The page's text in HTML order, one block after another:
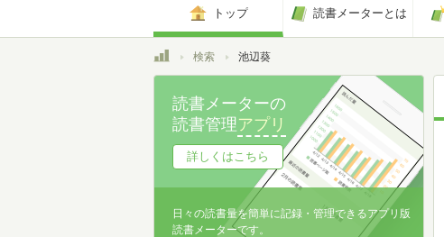
トップ 読書メーターとは
トップ検索 池辺葵
読書メーターの
読書管理アプリ
詳しくはこちら
日々の読書量を簡単に記録・管理できるアプリ版
読書メーターです。